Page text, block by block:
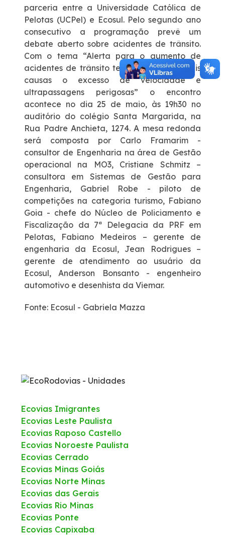
parceria entre a Universidade Católica de
Pelotas (UCPel) e Ecosul. Pelo segundo ano
consecutivo a programação prevê um
debate aberto sobre acidentes de trânsito.
Com o tema “Alerta para o aumento de
acidentes de trânsito tendo como principais
causas o excesso de velocidade e
ultrapassagens perigosas” o encontro
acontece no dia 25 de maio, às 19h30 no
auditório do colégio Santa Margarida, na
Rua Padre Anchieta, 1274. A mesa redonda
será composta por Carlo Framarim -
consultor de Engenharia na área de Gestão
operacional na MO3, Cristiane Schmitz –
consultora em Sistemas de Gestão para
Engenharia, Gabriel Robe - piloto de
competições na categoria turismo, Fabiano
Goia - chefe do Núcleo de Policiamento e
Fiscalização da 7ª Delegacia da PRF em
Pelotas, Fabiano Medeiros – gerente de
engenharia da Ecosul, Jean Rodrigues –
gerente de atendimento ao usuário da
Ecosul, Anderson Bonsanto - engenheiro
automotivo e desenhista da Viemar.
Fonte: Ecosul - Gabriela Mazza
Ecovias Imigrantes
Ecovias Leste Paulista
Ecovias Raposo Castello
Ecovias Noroeste Paulista
Ecovias Cerrado
Ecovias Minas Goiás
Ecovias Norte Minas
Ecovias das Gerais
Ecovias Rio Minas
Ecovias Ponte
Ecovias Capixaba